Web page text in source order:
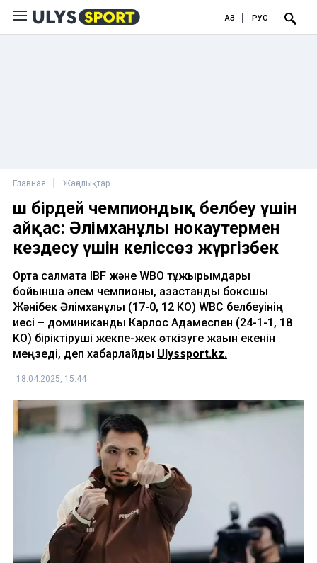
ҚАЗ РУС
Главная Жаңалықтар
Үш бірдей чемпиондық белбеу үшін
айқас: Әлімханұлы нокаутермен
кездесу үшін келіссөз жүргізбек
Орта салмақта IBF және WBO тұжырымдары
бойынша әлем чемпионы, қазақстандық боксшы
Жәнібек Әлімханұлы (17-0, 12 KO) WBC белбеуінің
иесі – доминикандық Карлос Адамеспен (24-1-1, 18
KO) біріктіруші жекпе-жек өткізуге жақын екенін
меңзеді, деп хабарлайды Ulyssport.kz.
18.04.2025, 15:44